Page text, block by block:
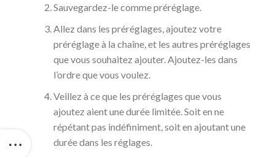
Sauvegardez-le comme préréglage.
Allez dans les préréglages, ajoutez votre
préréglage à la chaîne, et les autres préréglages
que vous souhaitez ajouter. Ajoutez-les dans
l’ordre que vous voulez.
Veillez à ce que les préréglages que vous
ajoutez aient une durée limitée. Soit en ne
répétant pas indéfiniment, soit en ajoutant une
durée dans les réglages.